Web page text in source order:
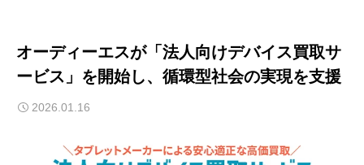
オーディーエスが「法人向けデバイス買取サ
ービス」を開始し、循環型社会の実現を支援
2026.01.16